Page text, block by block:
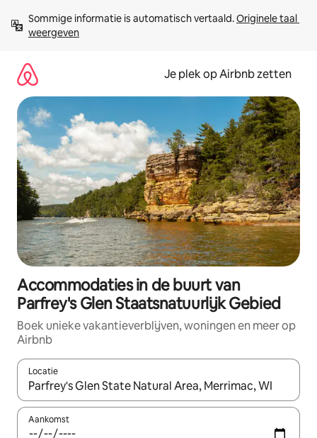
direct
naar
Sommige informatie is automatisch vertaald. Originele taal
weergeven
Je plek op Airbnb zetten
Accommodaties in de buurt van
Parfrey's Glen Staatsnatuurlijk Gebied
Boek unieke vakantieverblijven, woningen en meer op
Airbnb
Locatie
Wanneer er resultaten beschikbaar zijn, maak je een keuze
Aankomst